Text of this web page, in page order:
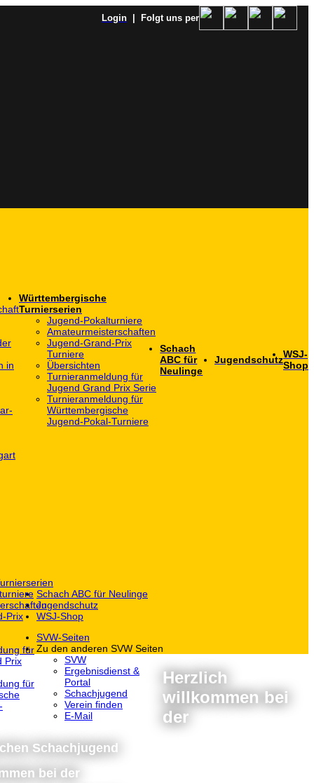
Login | Folgt uns per
in
Württembergische
Turnierserien
Jugend-Pokalturniere
Amateurmeisterschaften
Jugend-Grand-Prix
Turniere
Übersichten
Turnieranmeldung für
Jugend Grand Prix Serie
Turnieranmeldung für
Württembergische
Jugend-Pokal-Turniere
Schach
ABC für
Neulinge
JugendschutzWSJ-
Shop
Prix
für
Prix
für
Schach ABC für Neulinge
Jugendschutz
WSJ-Shop
SVW-Seiten
Zu den anderen SVW Seiten
SVW
Ergebnisdienst &
Portal
Schachjugend
Verein finden
E-Mail
Herzlich
willkommen bei
der
Schachjugend
bei der